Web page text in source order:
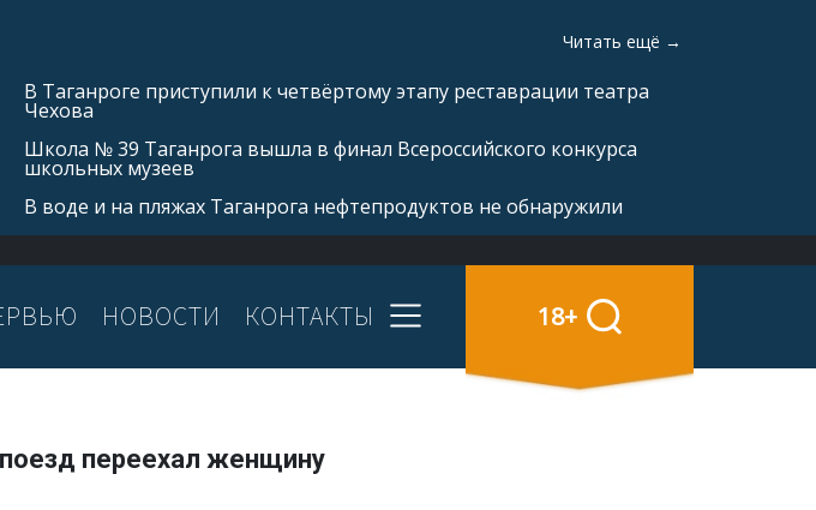
Читать ещё →
В Таганроге приступили к четвёртому этапу реставрации театра
Чехова
Школа № 39 Таганрога вышла в финал Всероссийского конкурса
школьных музеев
В воде и на пляжах Таганрога нефтепродуктов не обнаружили
НОВОСТИ КОНТАКТЫ 18+
переехал женщину